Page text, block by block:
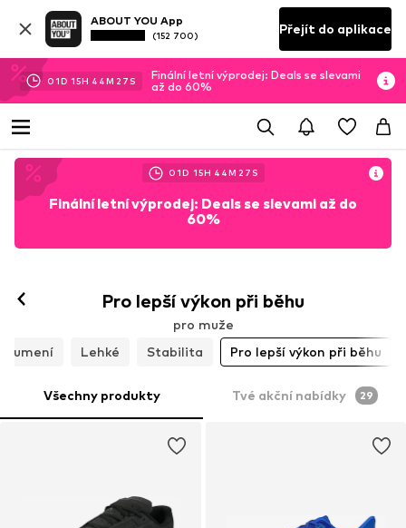
ABOUT YOU App
(152 700) Přejít do aplikace
01D 15H 44M 25 S
Finální letní výprodej: Deals se slevami
až do 60%
01D 15H 44M 25 S
Finální letní výprodej: Deals se slevami až do
60%
Pro lepší výkon při běhu
pro muže
Tlumení
Lehké Stabilita Pro lepší výkon při běhu
Všechny produkty Tvé akční nabídky 29